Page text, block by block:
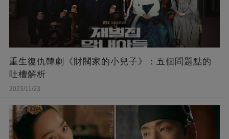
重生復仇韓劇《財閥家的小兒子》：五個問題點的
吐槽解析
2023/11/23